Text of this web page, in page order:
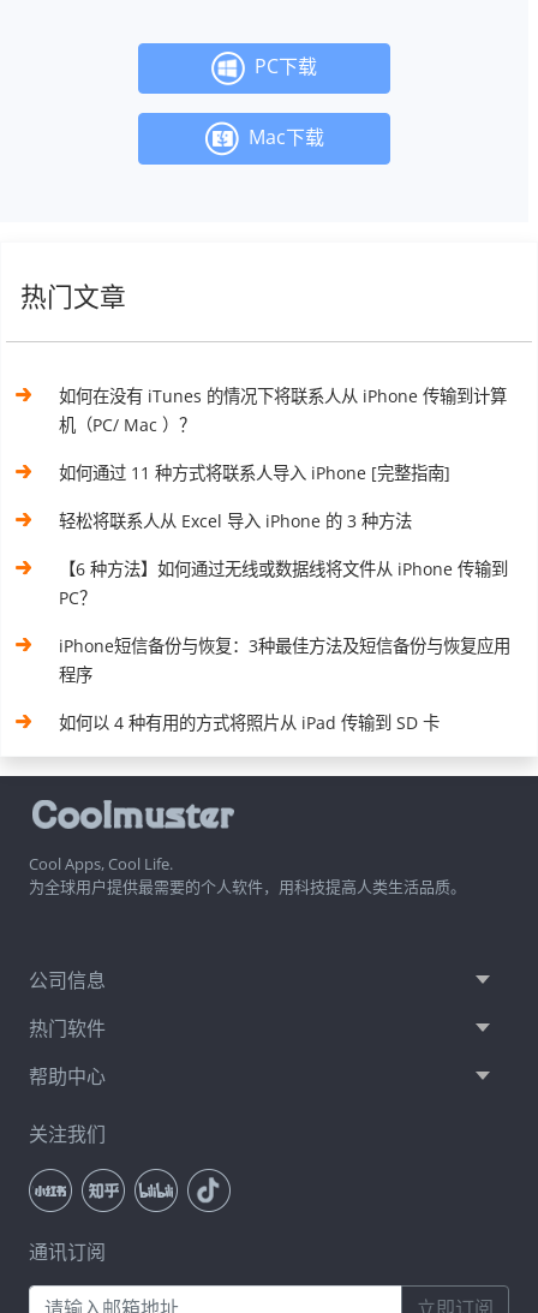
PC下载
Mac下载
热门文章
如何在没有 iTunes 的情况下将联系人从 iPhone 传输到计算
机（PC/ Mac ）？
如何通过 11 种方式将联系人导入 iPhone [完整指南]
轻松将联系人从 Excel 导入 iPhone 的 3 种方法
【6 种方法】如何通过无线或数据线将文件从 iPhone 传输到
PC？
iPhone短信备份与恢复：3种最佳方法及短信备份与恢复应用
程序
如何以 4 种有用的方式将照片从 iPad 传输到 SD 卡
Cool Apps, Cool Life.
为全球用户提供最需要的个人软件，用科技提高人类生活品质。
公司信息
热门软件
帮助中心
关注我们
通讯订阅